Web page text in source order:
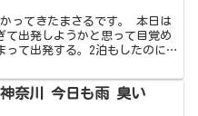
ってきたまさるです。 本日は
て出発しようかと思って目覚め
って出発する。2泊もしたのに
奈川 今日も雨 臭い